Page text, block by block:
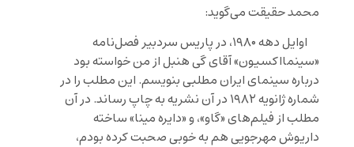
محمد حقیقت می‌گوید:
اوایل دهه ۱۹۸۰، در پاریس سردبیر فصل‌نامه
«سینمااکسیون» آقای گی هنبل از من خواسته بود
درباره سینمای ایران مطلبی بنویسم. این مطلب را در
شماره ژانویه ۱۹۸۲ در آن نشریه به چاپ رساند. در آن
مطلب از فیلم‌های «گاو»، و «دایره مینا» ساخته
داریوش مهرجویی هم به خوبی صحبت کرده بودم،